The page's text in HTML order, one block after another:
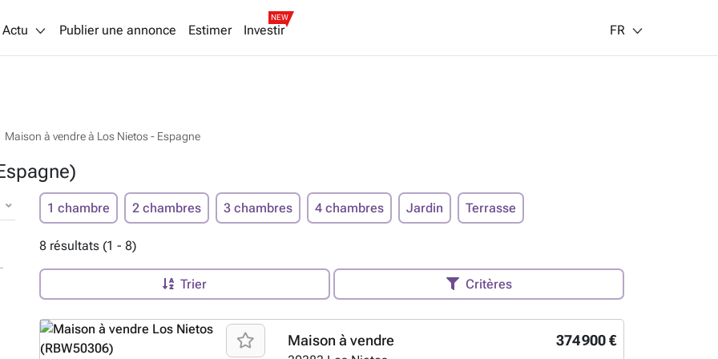
Actu Publier une annonce Estimer Investir
NEW
FR
Maison à vendre à Los Nietos - Espagne
1 chambre 2 chambres 3 chambres 4 chambres Jardin Terrasse
8 résultats (1 - 8)
Trier Critères
374 900 €
Maison à vendre